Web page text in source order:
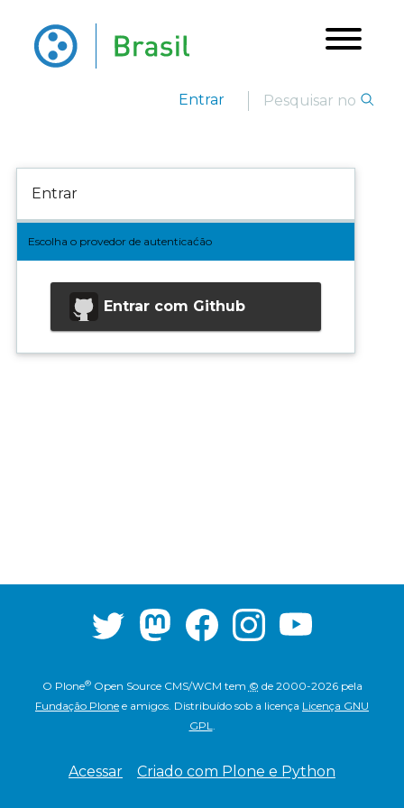
Entrar
Entrar
Escolha o provedor de autenticaćão
Entrar com Github
O Plone®Open Source CMS/WCM tem © de 2000-2026 pela
Fundação Plone e amigos. Distribuído sob a licença Licença GNU
GPL.
Acessar Criado com Plone e Python